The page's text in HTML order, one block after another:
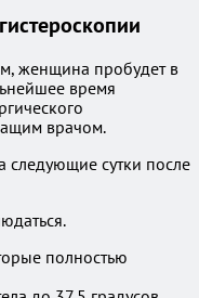
женщина пробудет в
время
врачом.
следующие сутки после
полностью